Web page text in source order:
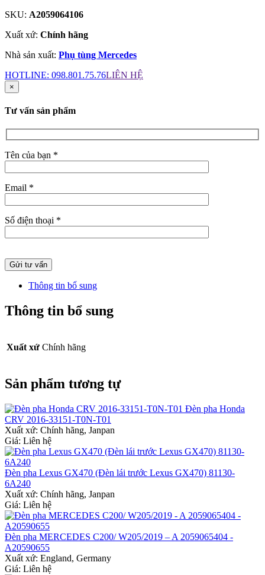
SKU: A2059064106
Xuất xứ: Chính hãng
Nhà sản xuất: Phụ tùng Mercedes
HOTLINE: 098.801.75.76LIÊN HỆ
×
Tư vấn sản phẩm
Tên của bạn *
Email *
Số điện thoại *
Thông tin bổ sung
Thông tin bổ sung
Xuất xứ Chính hãng
Sản phẩm tương tự
Đèn pha Honda
CRV 2016-33151-T0N-T01
Xuất xứ: Chính hãng, Janpan
Giá: Liên hệ
Đèn pha Lexus GX470 (Đèn lái trước Lexus GX470) 81130-
6A240
Xuất xứ: Chính hãng, Janpan
Giá: Liên hệ
Đèn pha MERCEDES C200/ W205/2019 – A 2059065404 -
A20590655
Xuất xứ: England, Germany
Giá: Liên hệ